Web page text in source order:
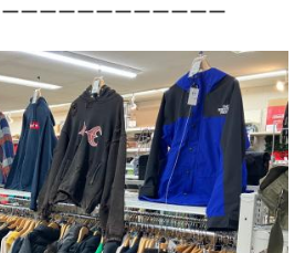
ーーーーーーーーーーー